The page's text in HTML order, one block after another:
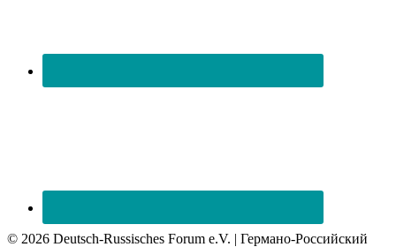
© 2026 Deutsch-Russisches Forum e.V. | Германо-Российский